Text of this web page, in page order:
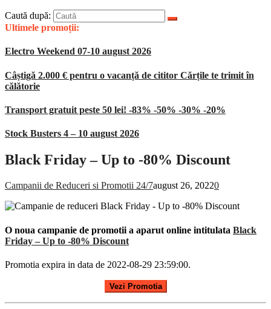
Caută după:
Ultimele promoții:
Electro Weekend 07-10 august 2026
Câștigă 2.000 € pentru o vacanță de cititor Cărțile te trimit în
călătorie
Transport gratuit peste 50 lei! -83% -50% -30% -20%
Stock Busters 4 – 10 august 2026
Black Friday – Up to -80% Discount
Campanii de Reduceri si Promotii 24/7august 26, 20220
O noua campanie de promotii a aparut online intitulata Black
Friday – Up to -80% Discount
Promotia expira in data de 2022-08-29 23:59:00.
Vezi Promotia